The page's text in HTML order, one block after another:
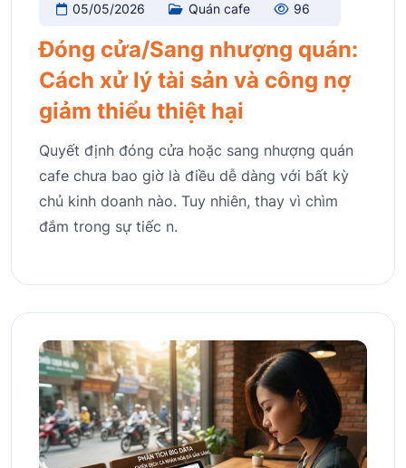
05/05/2026 Quán cafe 96
Đóng cửa/Sang nhượng quán:
Cách xử lý tài sản và công nợ
giảm thiểu thiệt hại
Quyết định đóng cửa hoặc sang nhượng quán
cafe chưa bao giờ là điều dễ dàng với bất kỳ
chủ kinh doanh nào. Tuy nhiên, thay vì chìm
đắm trong sự tiếc n.